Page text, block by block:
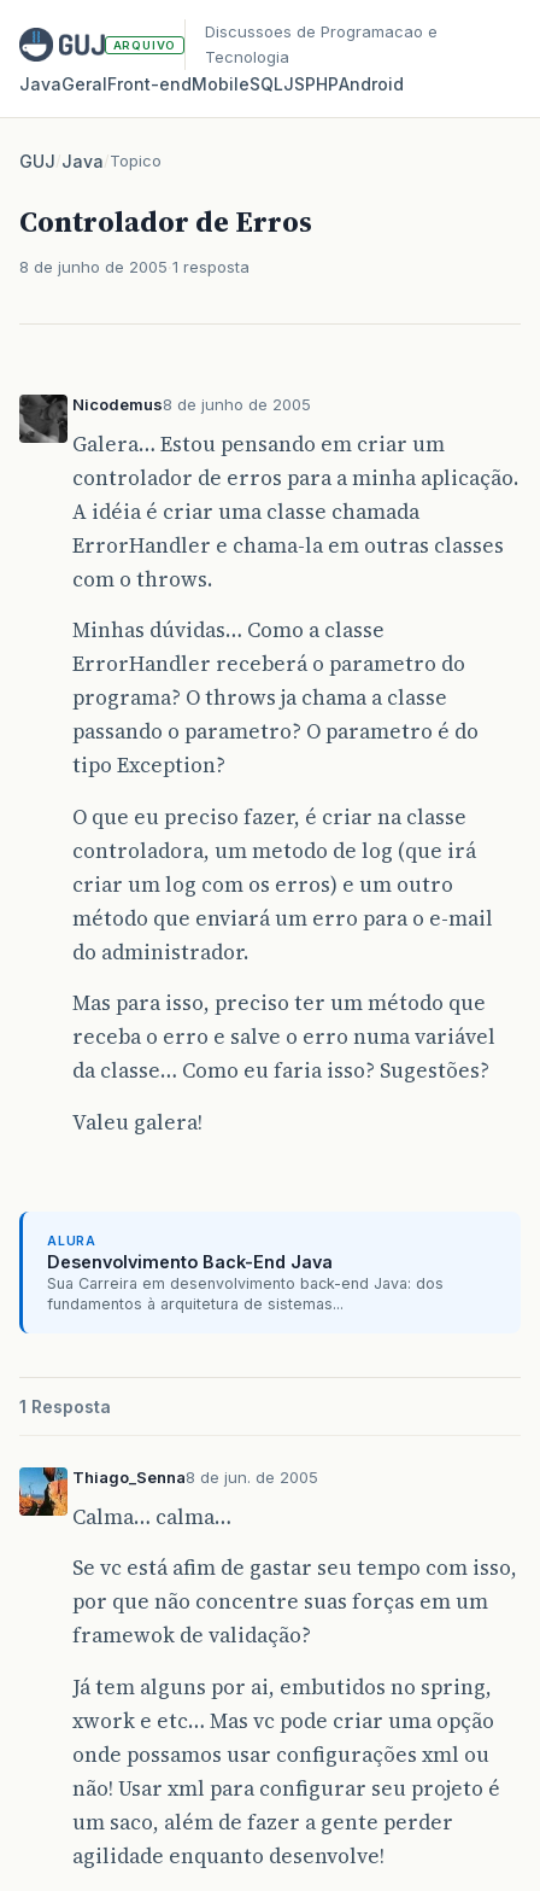
ARQUIVO
Discussoes de Programacao e
Tecnologia
JavaGeralFront‑endMobileSQLJSPHPAndroid
GUJ/Java/Topico
Controlador de Erros
8 de junho de 2005 1 resposta
Nicodemus8 de junho de 2005
Galera… Estou pensando em criar um
controlador de erros para a minha aplicação.
A idéia é criar uma classe chamada
ErrorHandler e chama-la em outras classes
com o throws.
Minhas dúvidas… Como a classe
ErrorHandler receberá o parametro do
programa? O throws ja chama a classe
passando o parametro? O parametro é do
tipo Exception?
O que eu preciso fazer, é criar na classe
controladora, um metodo de log (que irá
criar um log com os erros) e um outro
método que enviará um erro para o e-mail
do administrador.
Mas para isso, preciso ter um método que
receba o erro e salve o erro numa variável
da classe… Como eu faria isso? Sugestões?
Valeu galera!
ALURA
Desenvolvimento Back-End Java
Sua Carreira em desenvolvimento back-end Java: dos
fundamentos à arquitetura de sistemas...
1 Resposta
Thiago_Senna8 de jun. de 2005
Calma… calma…
Se vc está afim de gastar seu tempo com isso,
por que não concentre suas forças em um
framewok de validação?
Já tem alguns por ai, embutidos no spring,
xwork e etc… Mas vc pode criar uma opção
onde possamos usar configurações xml ou
não! Usar xml para configurar seu projeto é
um saco, além de fazer a gente perder
agilidade enquanto desenvolve!